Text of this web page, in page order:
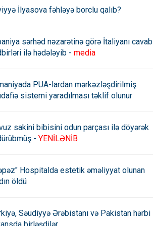
İlyasova fəhləyə borclu qalıb?
sərhəd nəzarətinə görə İtaliyanı cavab
ilə hədələyib - media
PUA-lardan mərkəzləşdirilmiş
sistemi yaradılması təklif olunur
sakini bibisini odun parçası ilə döyərək
- YENİLƏNİB
Hospitalda estetik əməliyyat olunan
öldü
Səudiyyə Ərəbistanı və Pakistan hərbi